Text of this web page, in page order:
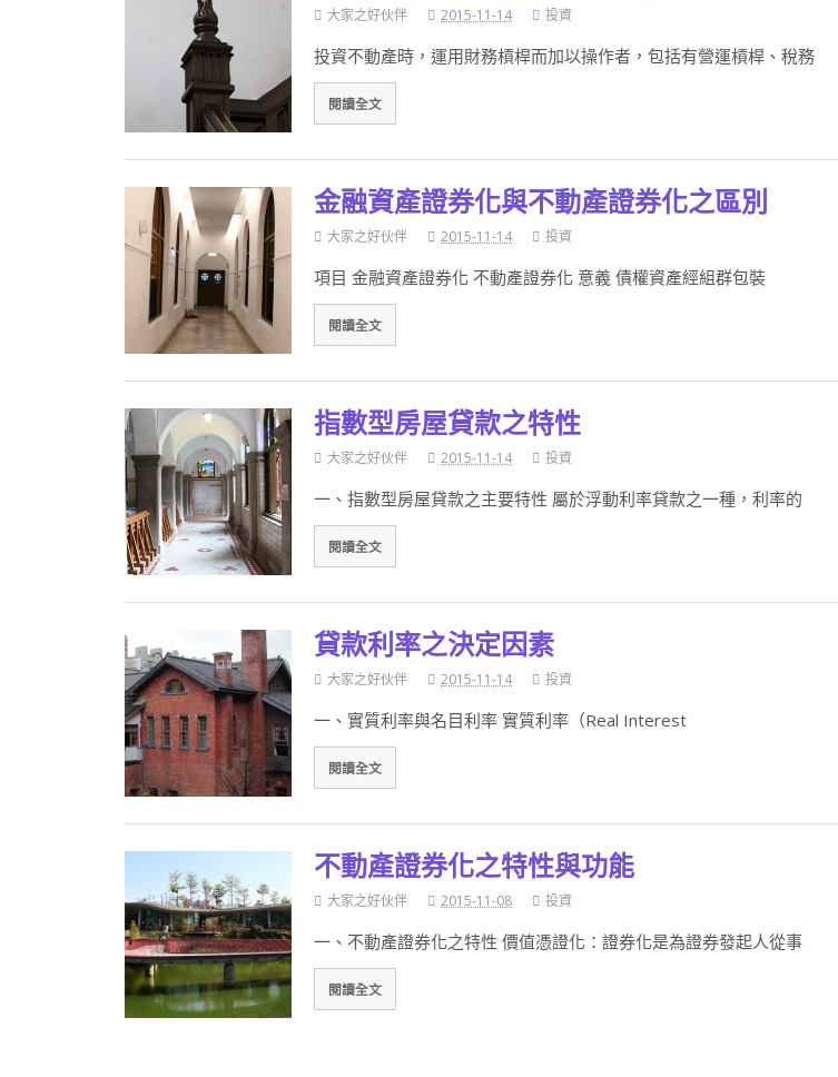
大家之好伙伴 2015-11-14 投資
投資不動產時，運用財務槓桿而加以操作者，包括有營運槓桿、稅務
閱讀全文
金融資產證券化與不動產證券化之區別
大家之好伙伴 2015-11-14 投資
項目 金融資產證券化 不動產證券化 意義 債權資產經組群包裝
閱讀全文
指數型房屋貸款之特性
大家之好伙伴 2015-11-14 投資
一、指數型房屋貸款之主要特性 屬於浮動利率貸款之一種，利率的
閱讀全文
貸款利率之決定因素
大家之好伙伴 2015-11-14 投資
一、實質利率與名目利率 實質利率（Real Interest
閱讀全文
不動產證券化之特性與功能
大家之好伙伴 2015-11-08 投資
一、不動產證券化之特性 價值憑證化：證券化是為證券發起人從事
閱讀全文